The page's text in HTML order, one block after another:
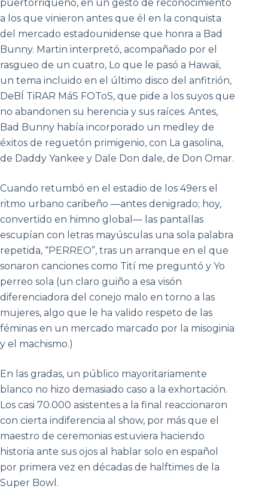
puertorriqueño, en un gesto de reconocimiento
a los que vinieron antes que él en la conquista
del mercado estadounidense que honra a Bad
Bunny. Martin interpretó, acompañado por el
rasgueo de un cuatro, Lo que le pasó a Hawaii,
un tema incluido en el último disco del anfitrión,
DeBÍ TiRAR MáS FOToS, que pide a los suyos que
no abandonen su herencia y sus raíces. Antes,
Bad Bunny había incorporado un medley de
éxitos de reguetón primigenio, con La gasolina,
de Daddy Yankee y Dale Don dale, de Don Omar.
Cuando retumbó en el estadio de los 49ers el
ritmo urbano caribeño —antes denigrado; hoy,
convertido en himno global— las pantallas
escupían con letras mayúsculas una sola palabra
repetida, “PERREO”, tras un arranque en el que
sonaron canciones como Tití me preguntó y Yo
perreo sola (un claro guiño a esa visón
diferenciadora del conejo malo en torno a las
mujeres, algo que le ha valido respeto de las
féminas en un mercado marcado por la misoginia
y el machismo.)
En las gradas, un público mayoritariamente
blanco no hizo demasiado caso a la exhortación.
Los casi 70.000 asistentes a la final reaccionaron
con cierta indiferencia al show, por más que el
maestro de ceremonias estuviera haciendo
historia ante sus ojos al hablar solo en español
por primera vez en décadas de halftimes de la
Super Bowl.